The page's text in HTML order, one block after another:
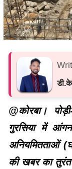
@कोरबा।
गुरसिया में
अनियमितताओं
की खबर का